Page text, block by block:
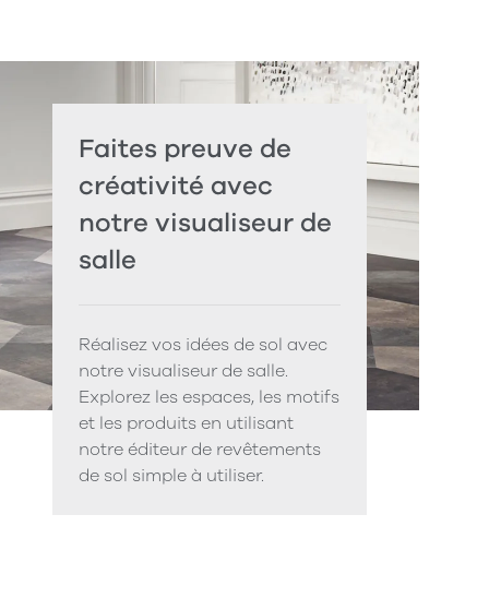
Faites preuve de
créativité avec
notre visualiseur de
salle
Réalisez vos idées de sol avec
notre visualiseur de salle.
Explorez les espaces, les motifs
et les produits en utilisant
notre éditeur de revêtements
de sol simple à utiliser.